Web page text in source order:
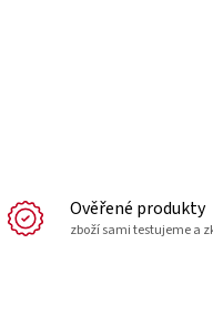
Ověřené produkty
zboží sami testujeme a